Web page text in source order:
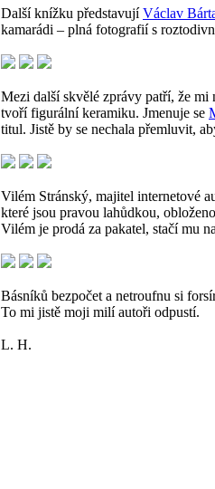
Další knížku představujíVáclav
kamarádi – plná fotografií s
Mezi další skvělé zprávy patří, že mi
tvoří figurální keramiku. Jmenuje se
titul. Jistě by se nechala přemluvit,
Vilém Stránský, majitel internetové
které jsou pravou lahůdkou,
Vilém je prodá za pakatel, stačí mu
Básníků bezpočet a netroufnu si
To mi jistě moji milí autoři odpustí.
L. H.